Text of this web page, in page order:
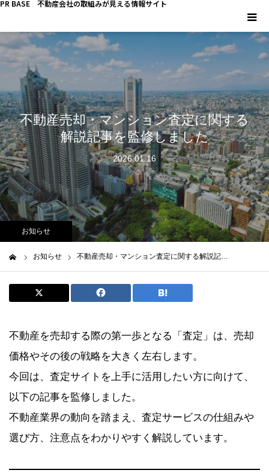
PR BASE 不動産会社の取組みが見える情報サイト
不動産売却・マンション査定に関する
解説記事を監修しました
2026.01.16
お知らせ
お知らせ 不動産売却・マンション査定に関する解説記…
不動産を売却する際の第一歩となる「査定」は、売却
価格やその後の戦略を大きく左右します。
今回は、査定サイトを上手に活用したい方に向けて、
以下の記事を監修しました。
不動産業界の動向を踏まえ、査定サービスの仕組みや
選び方、注意点をわかりやすく解説しています。
HOME
PR BASEとは
キーマンインタビュー
不動産 YouTube
不動産 SNS
不動産関連調査
不動産事業者向けコラム